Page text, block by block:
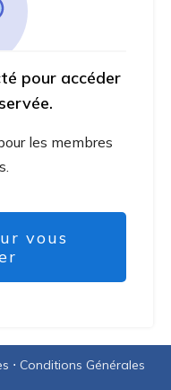
pour accéder
les membres
vous
⋅ Conditions Générales